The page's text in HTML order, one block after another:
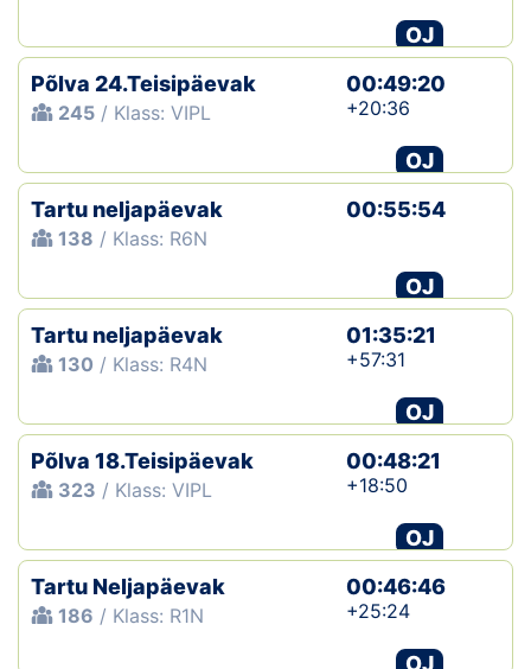
OJ
Põlva 24.Teisipäevak
245 / Klass: VIPL
00:49:20
+20:36
OJ
Tartu neljapäevak
138 / Klass: R6N
00:55:54
OJ
Tartu neljapäevak
130 / Klass: R4N
01:35:21
+57:31
OJ
Põlva 18.Teisipäevak
323 / Klass: VIPL
00:48:21
+18:50
OJ
Tartu Neljapäevak
186 / Klass: R1N
00:46:46
+25:24
OJ